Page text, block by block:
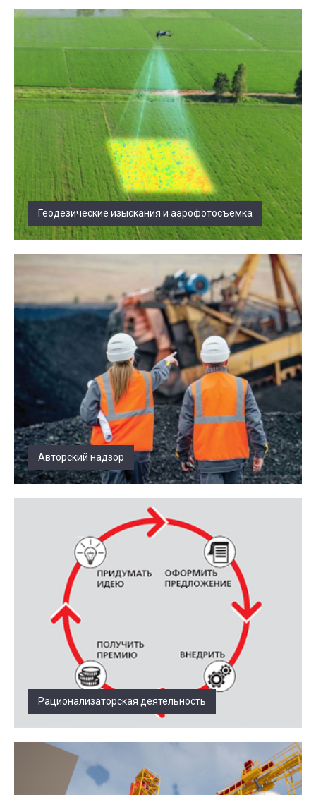
Геодезические изыскания и аэрофотосъемка
Авторский надзор
Рационализаторская деятельность